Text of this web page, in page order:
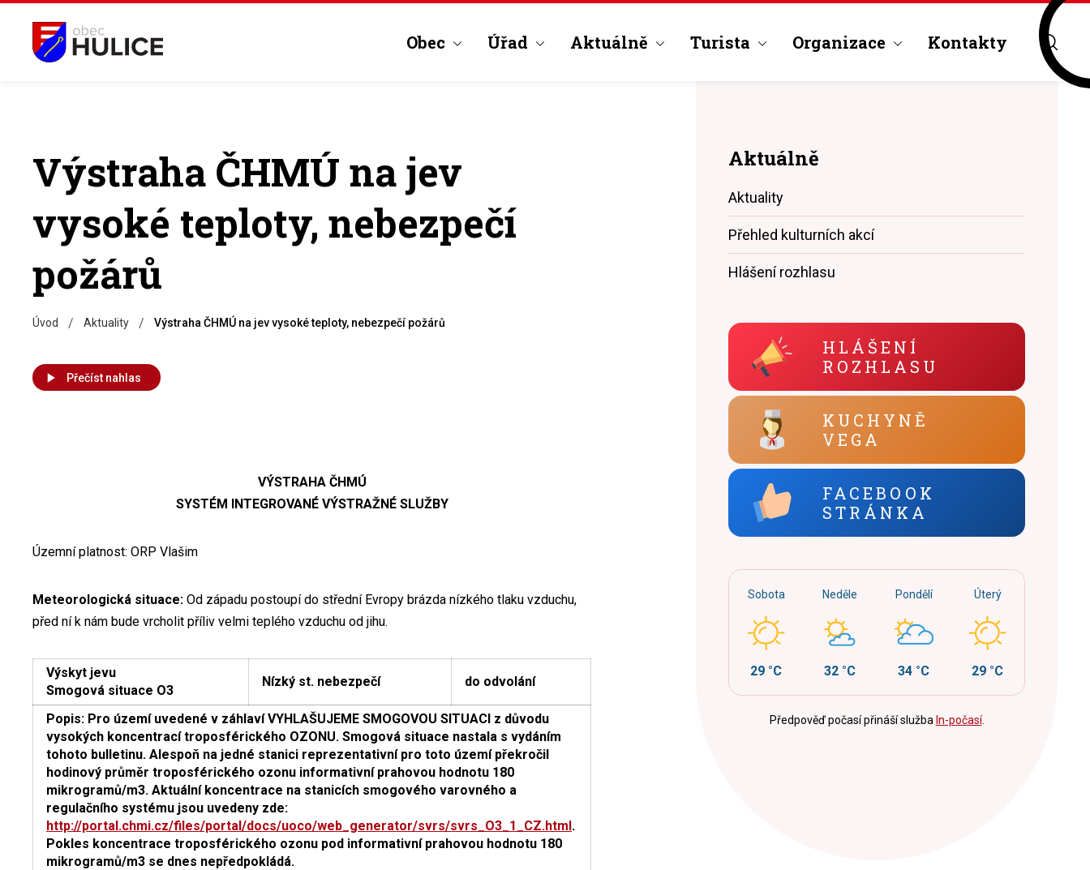
Obec Úřad Aktuálně Turista Organizace Kontakty
Výstraha ČHMÚ na jev
vysoké teploty, nebezpečí
požárů
Úvod / Aktuality / Výstraha ČHMÚ na jev vysoké teploty, nebezpečí požárů
Přečíst nahlas
VÝSTRAHA ČHMÚ
SYSTÉM INTEGROVANÉ VÝSTRAŽNÉ SLUŽBY
Územní platnost: ORP Vlašim
Meteorologická situace: Od západu postoupí do střední Evropy brázda nízkého tlaku vzduchu,
před ní k nám bude vrcholit příliv velmi teplého vzduchu od jihu.
Výskyt jevu
Smogová situace O3
Nízký st. nebezpečí do odvolání
Popis: Pro území uvedené v záhlaví VYHLAŠUJEME SMOGOVOU SITUACI z důvodu
vysokých koncentrací troposférického OZONU. Smogová situace nastala s vydáním
tohoto bulletinu. Alespoň na jedné stanici reprezentativní pro toto území překročil
hodinový průměr troposférického ozonu informativní prahovou hodnotu 180
mikrogramů/m3. Aktuální koncentrace na stanicích smogového varovného a
regulačního systému jsou uvedeny zde:
http://portal.chmi.cz/files/portal/docs/uoco/web_generator/svrs/svrs_O3_1_CZ.html.
Pokles koncentrace troposférického ozonu pod informativní prahovou hodnotu 180
mikrogramů/m3 se dnes nepředpokládá.
Aktuálně
Aktuality
Přehled kulturních akcí
Hlášení rozhlasu
HLÁŠENÍ
ROZHLASU
KUCHYNĚ
VEGA
FACEBOOK
STRÁNKA
Sobota
29 °C
Neděle
32 °C
Pondělí
34 °C
Úterý
29 °C
Předpověď počasí přináší služba In-počasí.